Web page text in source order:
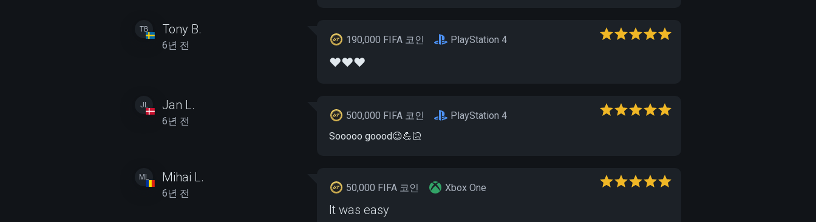
TB Tony B.
6년 전 190,000 FIFA 코인 PlayStation 4
❤️❤️❤️
JL Jan L.
6년 전 500,000 FIFA 코인
PlayStation 4
Sooooo goood😉💪🏻
ML Mihai L.
6년 전 50,000 FIFA 코인 Xbox One
It was easy